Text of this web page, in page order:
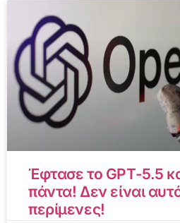
Έφτασε το GPT-5.5
πάντα! Δεν είναι
περίμενες!